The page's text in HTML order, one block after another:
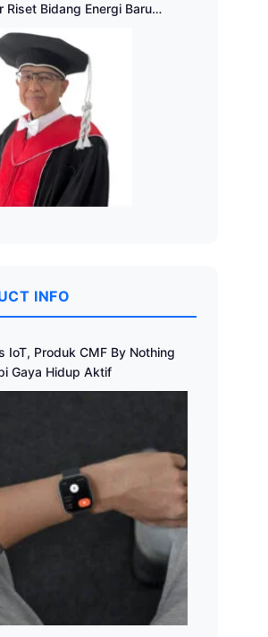
Riset Bidang Energi Baru
INFO
IoT, Produk CMF By Nothing
Gaya Hidup Aktif